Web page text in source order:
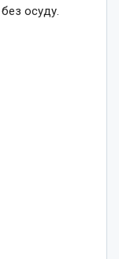
осуду.